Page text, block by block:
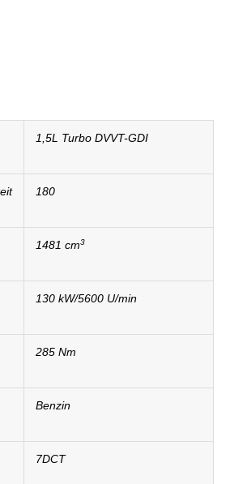
1,5L Turbo DVVT-GDI
180
1481 cm3
130 kW/5600 U/min
285 Nm
Benzin
7DCT